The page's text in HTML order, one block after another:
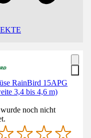
RainBird 15APG
3,4 bis 4,6 m)
noch nicht